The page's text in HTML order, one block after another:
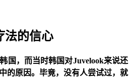
法的信心
国，而当时韩国对Juvelook来说还
的原因。毕竟，没有人尝试过，就